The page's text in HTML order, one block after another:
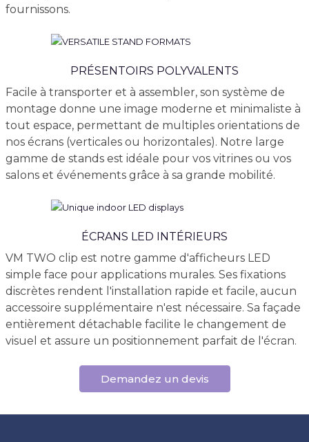
fournissons.
PRÉSENTOIRS POLYVALENTS
Facile à transporter et à assembler, son système de
montage donne une image moderne et minimaliste à
tout espace, permettant de multiples orientations de
nos écrans (verticales ou horizontales). Notre large
gamme de stands est idéale pour vos vitrines ou vos
salons et événements grâce à sa grande mobilité.
ÉCRANS LED INTÉRIEURS
VM TWO clip est notre gamme d'afficheurs LED
simple face pour applications murales. Ses fixations
discrètes rendent l'installation rapide et facile, aucun
accessoire supplémentaire n'est nécessaire. Sa façade
entièrement détachable facilite le changement de
visuel et assure un positionnement parfait de l'écran.
Demandez un devis